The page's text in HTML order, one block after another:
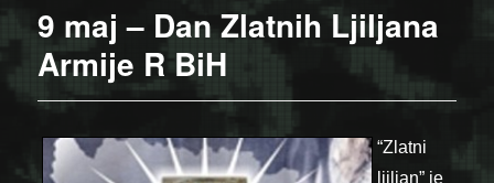
9 maj – Dan Zlatnih Ljiljana
Armije R BiH
“Zlatni
ljiljan” je